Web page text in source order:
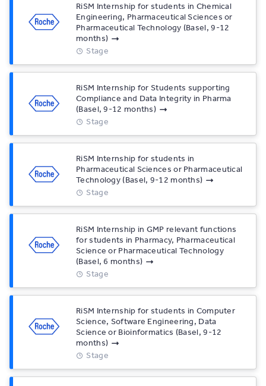
RiSM Internship for students in Chemical
Engineering, Pharmaceutical Sciences or
Pharmaceutical Technology (Basel, 9-12
months)
Stage
RiSM Internship for Students supporting
Compliance and Data Integrity in Pharma
(Basel, 9-12 months)
Stage
RiSM Internship for students in
Pharmaceutical Sciences or Pharmaceutical
Technology (Basel, 9-12 months)
Stage
RiSM Internship in GMP relevant functions
for students in Pharmacy, Pharmaceutical
Science or Pharmaceutical Technology
(Basel, 6 months)
Stage
RiSM Internship for students in Computer
Science, Software Engineering, Data
Science or Bioinformatics (Basel, 9-12
months)
Stage